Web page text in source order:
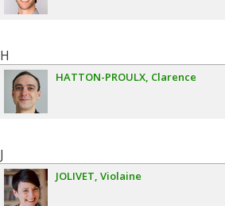
H
HATTON-PROULX Clarence
J
JOLIVET Violaine